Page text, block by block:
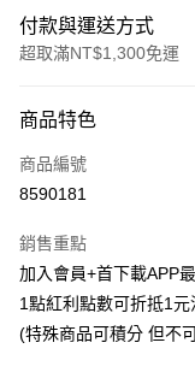
付款與運送方式
超取滿NT$1,300免運
信用卡一次付款
超商取貨付款
Apple Pay
悠遊付
商品特色
商品編號
8590181
銷售重點
加入會員+首下載APP
1點紅利點數可折抵1元
(特殊商品可積分 但不